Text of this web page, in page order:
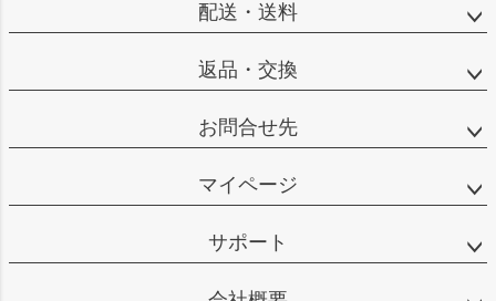
配送・送料
返品・交換
お問合せ先
マイページ
サポート